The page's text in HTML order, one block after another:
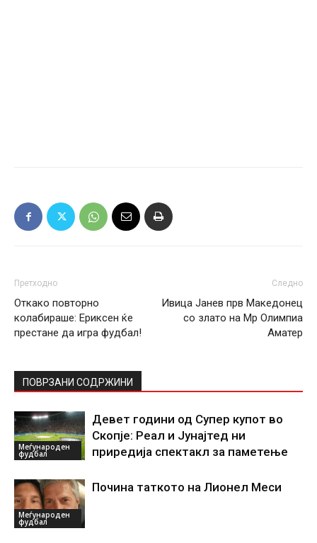
Претходно
Откако повторно
колабираше: Ериксен ќе
престане да игра фудбал!
Следно
Ивица Јанев прв Македонец
со злато на Мр Олимпиа
Аматер
ПОВРЗАНИ СОДРЖИНИ
Меѓународен
фудбал
Девет години од Супер купот во
Скопје: Реал и Јунајтед ни
приредија спектакл за паметење
Меѓународен
фудбал
Почина таткото на Лионел Меси